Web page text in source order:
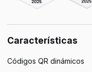
Características
Códigos QR dinámicos